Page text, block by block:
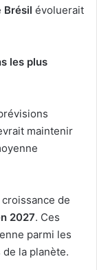
Brésil évoluerait
les plus
maintenir
de
2027. Ces
parmi les
la planète.